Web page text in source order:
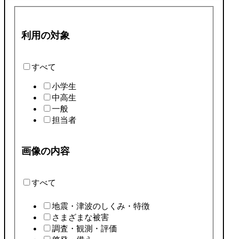
利用の対象
すべて
小学生
中高生
一般
担当者
画像の内容
すべて
地震・津波のしくみ・特徴
さまざまな被害
調査・観測・評価